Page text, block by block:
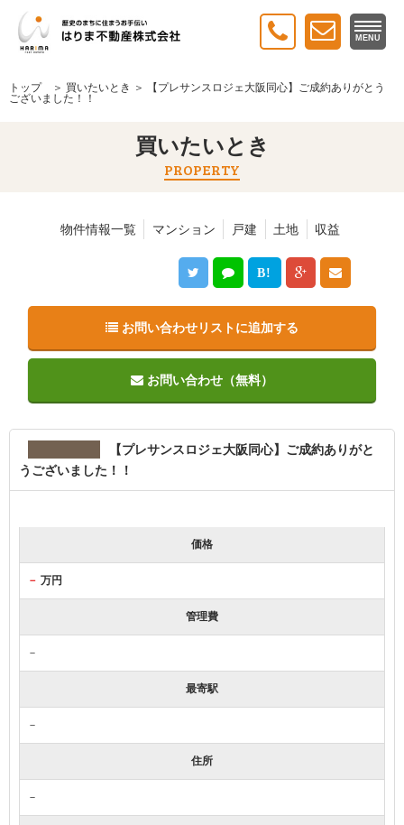
MENU
トップ＞ 買いたいとき ＞ 【プレサンスロジェ大阪同心】ご成約ありがとう
ございました！！
買いたいとき
PROPERTY
物件情報一覧 マンション 戸建 土地 収益
B!
お問い合わせリストに追加する
お問い合わせ（無料）
【プレサンスロジェ大阪同心】ご成約ありがと
うございました！！
価格
－ 万円
管理費
－
最寄駅
－
住所
－